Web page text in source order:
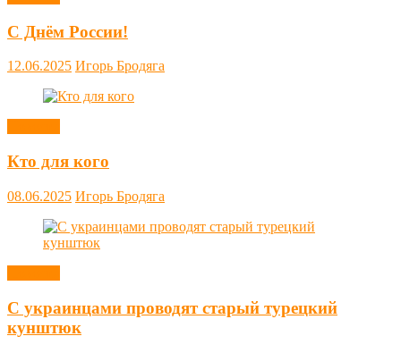
С Днём России!
12.06.2025 Игорь Бродяга
Кто для кого
08.06.2025 Игорь Бродяга
С украинцами проводят старый турецкий
кунштюк